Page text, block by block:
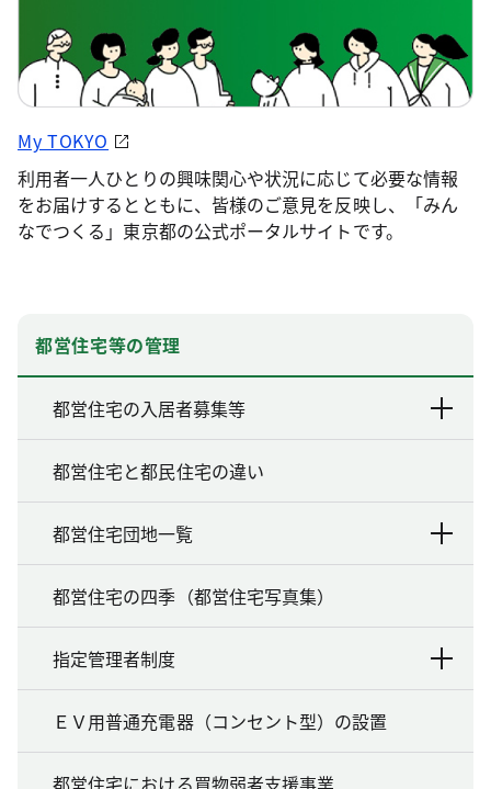
My TOKYO
利用者一人ひとりの興味関心や状況に応じて必要な情報
をお届けするとともに、皆様のご意見を反映し、「みん
なでつくる」東京都の公式ポータルサイトです。
都営住宅等の管理
都営住宅の入居者募集等
都営住宅と都民住宅の違い
都営住宅団地一覧
都営住宅の四季（都営住宅写真集）
指定管理者制度
ＥＶ用普通充電器（コンセント型）の設置